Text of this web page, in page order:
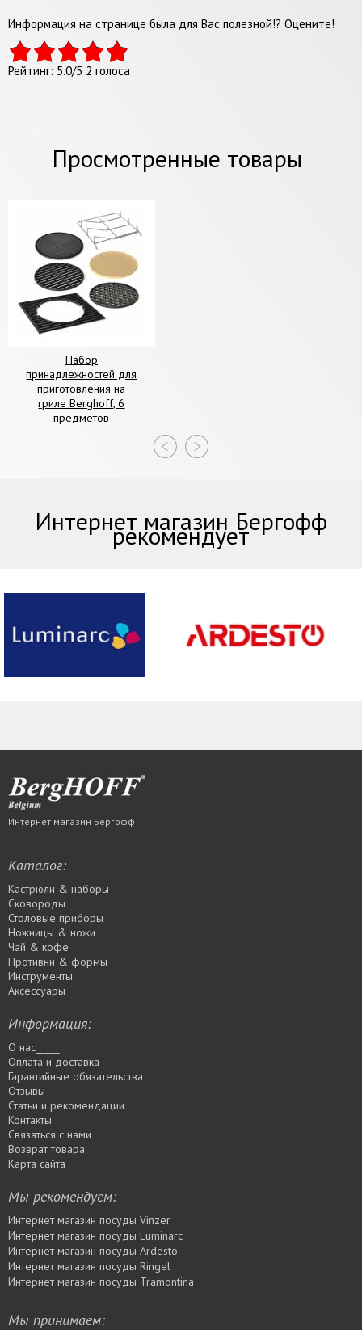
Информация на странице была для Вас полезной!? Оцените!
Рейтинг: 5.0/5 2 голоса
Просмотренные товары
Набор
принадлежностей для
приготовления на
гриле Berghoff, 6
предметов
Интернет магазин Бергофф
рекомендует
Интернет магазин Бергофф
Каталог:
Кастрюли & наборы
Сковороды
Столовые приборы
Ножницы & ножи
Чай & кофе
Противни & формы
Инструменты
Аксессуары
Информация:
О нас_____
Оплата и доставка
Гарантийные обязательства
Отзывы
Статьи и рекомендации
Контакты
Связаться с нами
Возврат товара
Карта сайта
Мы рекомендуем:
Интернет магазин посуды Vinzer
Интернет магазин посуды Luminarc
Интернет магазин посуды Ardesto
Интернет магазин посуды Rіngel
Интернет магазин посуды Tramontina
Мы принимаем: